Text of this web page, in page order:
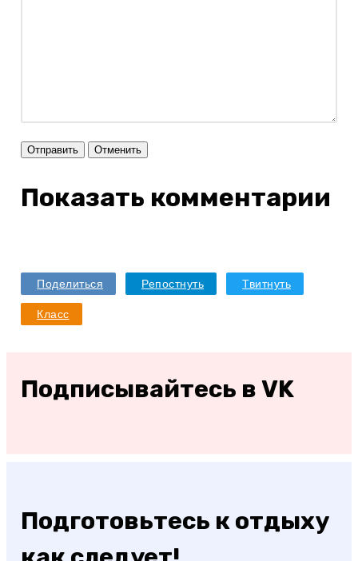
Отправить Отменить
Показать комментарии
Поделиться Репостнуть Твитнуть
Класс
Подписывайтесь в VK
Подготовьтесь к отдыху